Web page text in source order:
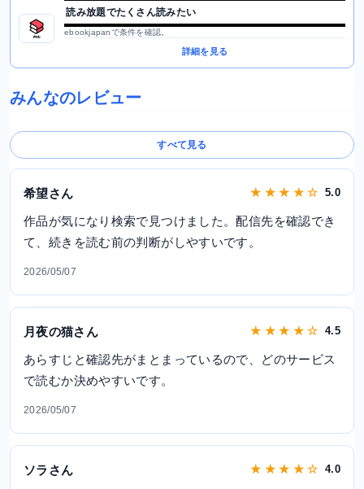
読み放題でたくさん読みたい
ebookjapanで条件を確認。
詳細を見る
みんなのレビュー
すべて見る
希望さん ★ ★ ★ ★ ☆ 5.0
作品が気になり検索で見つけました。配信先を確認でき
て、続きを読む前の判断がしやすいです。
2026/05/07
月夜の猫さん ★ ★ ★ ★ ☆ 4.5
あらすじと確認先がまとまっているので、どのサービス
で読むか決めやすいです。
2026/05/07
ソラさん ★ ★ ★ ★ ☆ 4.0